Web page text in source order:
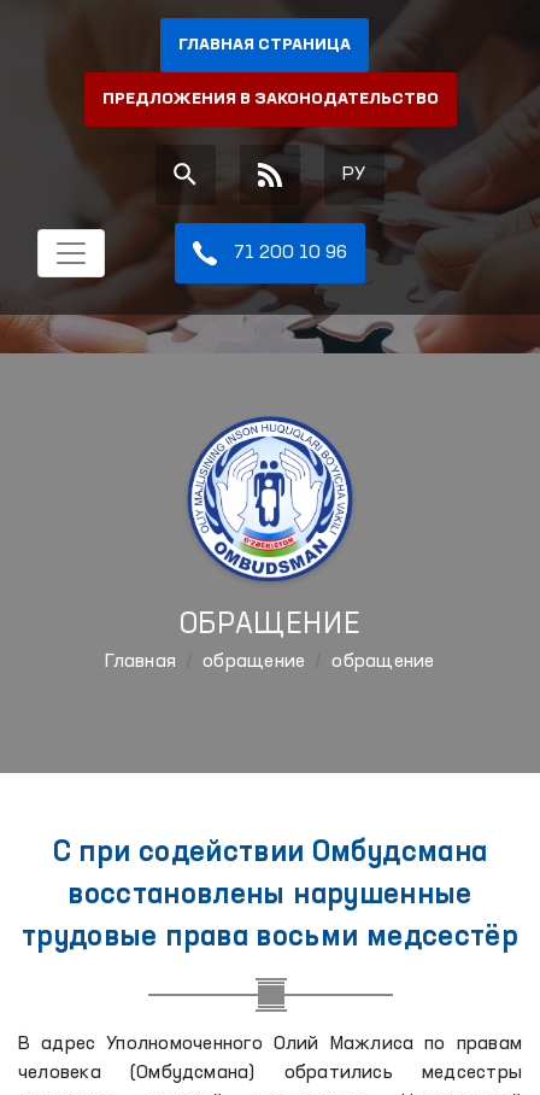
ГЛАВНАЯ СТРАНИЦА
ПРЕДЛОЖЕНИЯ В ЗАКОНОДАТЕЛЬСТВО
РУ
71 200 10 96
ОБРАЩЕНИЕ
Главная обращение обращение
С при содействии Омбудсмана
восстановлены нарушенные
трудовые права восьми медсестёр
В адрес Уполномоченного Олий Мажлиса по правам
человека (Омбудсмана) обратились медсестры